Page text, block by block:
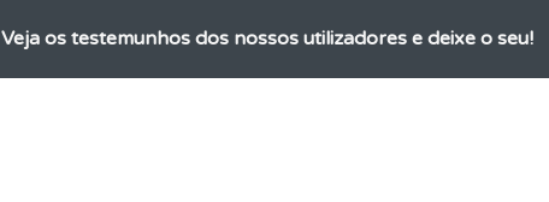
Veja os testemunhos dos nossos utilizadores e deixe o seu!